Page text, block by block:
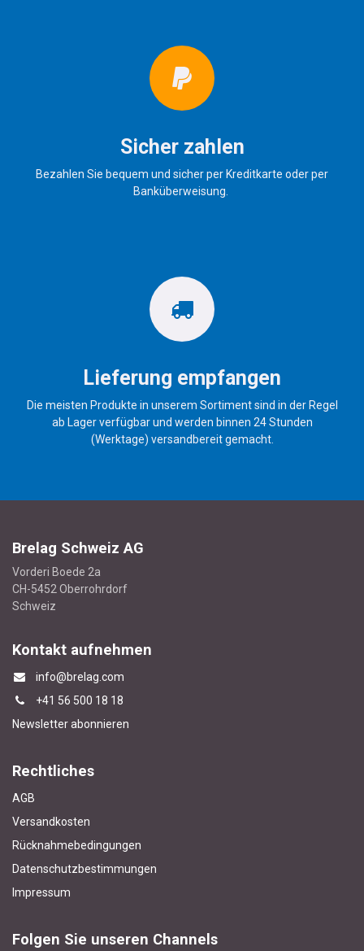
Sicher zahlen
Bezahlen Sie bequem und sicher per Kreditkarte oder per
Banküberweisung.
Lieferung empfangen
Die meisten Produkte in unserem Sortiment sind in der Regel
ab Lager verfügbar und werden binnen 24 Stunden
(Werktage) versandbereit gemacht.
Brelag Schweiz AG
Vorderi Boede 2a
CH-5452 Oberrohrdorf
Schweiz
Kontakt aufnehmen
info@brelag.com
+41 56 500 18 18
Newsletter abonnieren
Rechtliches
AGB
Versandkosten
Rücknahmebedingungen
Datenschutzbestimmungen
Impressum
Folgen Sie unseren Channels